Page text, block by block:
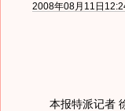
2008年08月11日
本报特派记者